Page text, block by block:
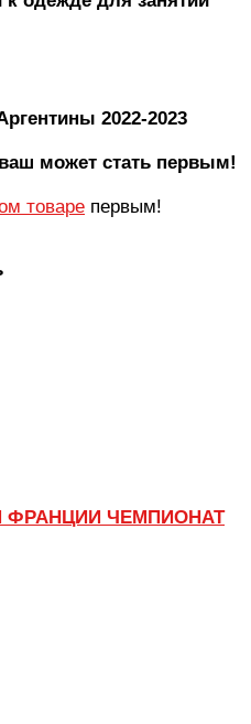
2022-2023
может стать первым!
товаре первым!
ФРАНЦИИ ЧЕМПИОНАТ